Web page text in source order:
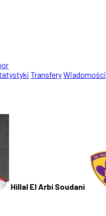
TransferyWiadomości
Hillal El Arbi Soudani